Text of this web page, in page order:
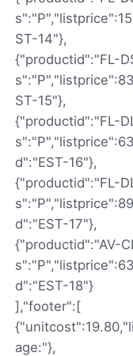
ST-14"},
{"productid":"FL-
ST-15"},
{"productid":"FL-
d":"EST-16"},
{"productid":"FL-
d":"EST-17"},
{"productid":"AV-
d":"EST-18"}
],"footer":[
age:"},